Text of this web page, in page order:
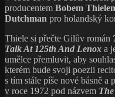
producentem Bobem
Dutchman pro holandský
Thiele si přečte Gilův román
Talk At 125th And Lenox a
umělce přemluvit, aby
kterém bude svoji poezii
s tím stále píše nové básně a
v roce 1972 pod názvem